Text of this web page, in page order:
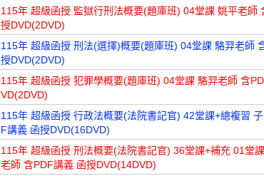
115年 超級函授 監獄行刑法概要(題庫班) 04堂課 姚平老師
授DVD(2DVD)
115年 超級函授 刑法(選擇)概要(題庫班) 04堂課 駱羿老師
授DVD(2DVD)
115年 超級函授 犯罪學概要(題庫班) 04堂課 駱羿老師 含
VD(2DVD)
115年 超級函授 行政法概要(法院書記官) 42堂課+總複習
F講義 函授DVD(16DVD)
115年 超級函授 刑法概要(法院書記官) 36堂課+補充 01堂
老師 含PDF講義 函授DVD(14DVD)